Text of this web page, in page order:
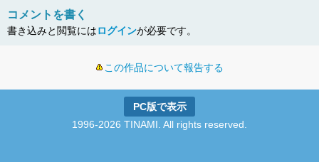
コメントを書く
書き込みと閲覧にはログインが必要です。
この作品について報告する
PC版で表示
1996-2026 TINAMI. All rights reserved.